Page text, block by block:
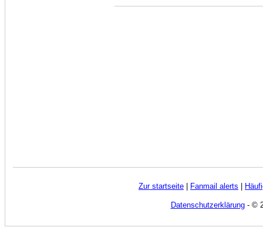
Zur startseite | Fanmail alerts |
Datenschutzerklärung- ©